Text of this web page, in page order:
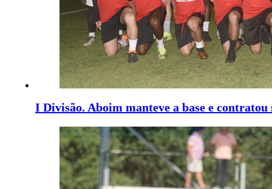
I Divisão. Aboim manteve a base e contratou